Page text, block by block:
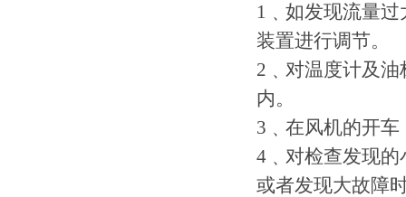
1﹑如发现流量
装置进行调节。
2﹑对温度计及
内。
3﹑在风机的开
4﹑对检查发现
或者发现大故障